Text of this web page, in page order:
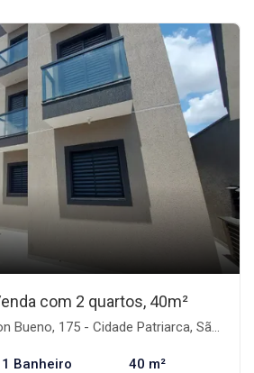
com 2 quartos, 40m²
175 - Cidade Patriarca, São Paulo-SP
1 Banheiro 40 m²